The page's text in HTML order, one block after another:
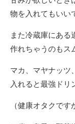
物を入れてもいい
また冷蔵庫にある
作れちゃうのもス
マカ、マヤナッツ
入れると最強ドリ
（健康オタクで